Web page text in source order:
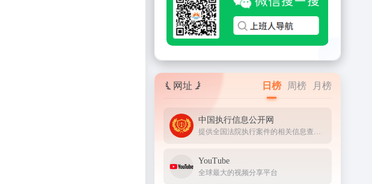
网址 日榜 周榜 月榜
中国执行信息公开网
提供全国法院执行案件的相关信息查询服务
YouTube
全球最大的视频分享平台